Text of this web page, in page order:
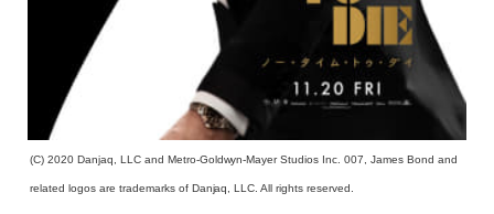
(C) 2020 Danjaq, LLC and Metro-Goldwyn-Mayer Studios Inc. 007, James Bond and
related logos are trademarks of Danjaq, LLC. All rights reserved.